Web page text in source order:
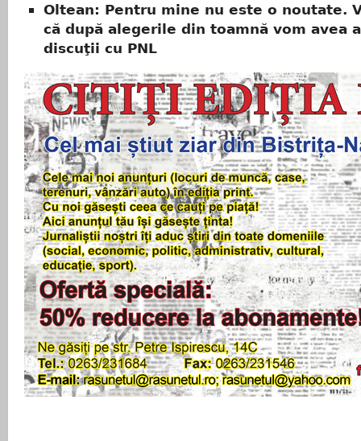
Oltean: Pentru mine nu este o noutate.
că după alegerile din toamnă vom avea
discuţii cu PNL